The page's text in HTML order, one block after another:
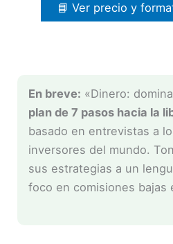
📘 Ver precio y
En breve: «Dinero:
plan de 7 pasos hacia la
basado en entrevistas a
inversores del mundo.
sus estrategias a un
foco en comisiones bajas